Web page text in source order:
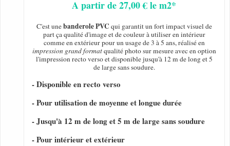
A partir de 27,00 € le m2*
C'est unebanderole PVC qui garantit un fort impact visuel de
part ça qualité d'image et de couleur à utiliser en intérieur
comme en extérieur pour un usage de 3 à 5 ans, réalisé en
impression grand formatqualité photo sur mesure avec en option
l'impression recto verso et disponible jusqu'à 12 m de long et 5
de large sans soudure.
- Disponible en recto verso
- Pour utilisation de moyenne et longue durée
- Jusqu'à 12 m de long et 5 m de large sans soudure
- Pour intérieur et extérieur